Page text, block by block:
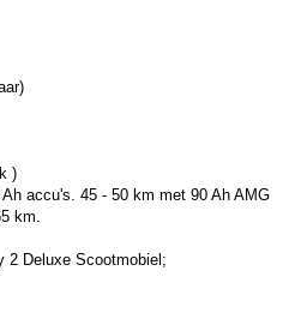
)
accu's. 45 - 50 km met 90 Ah AMG
km.
2 Deluxe Scootmobiel;